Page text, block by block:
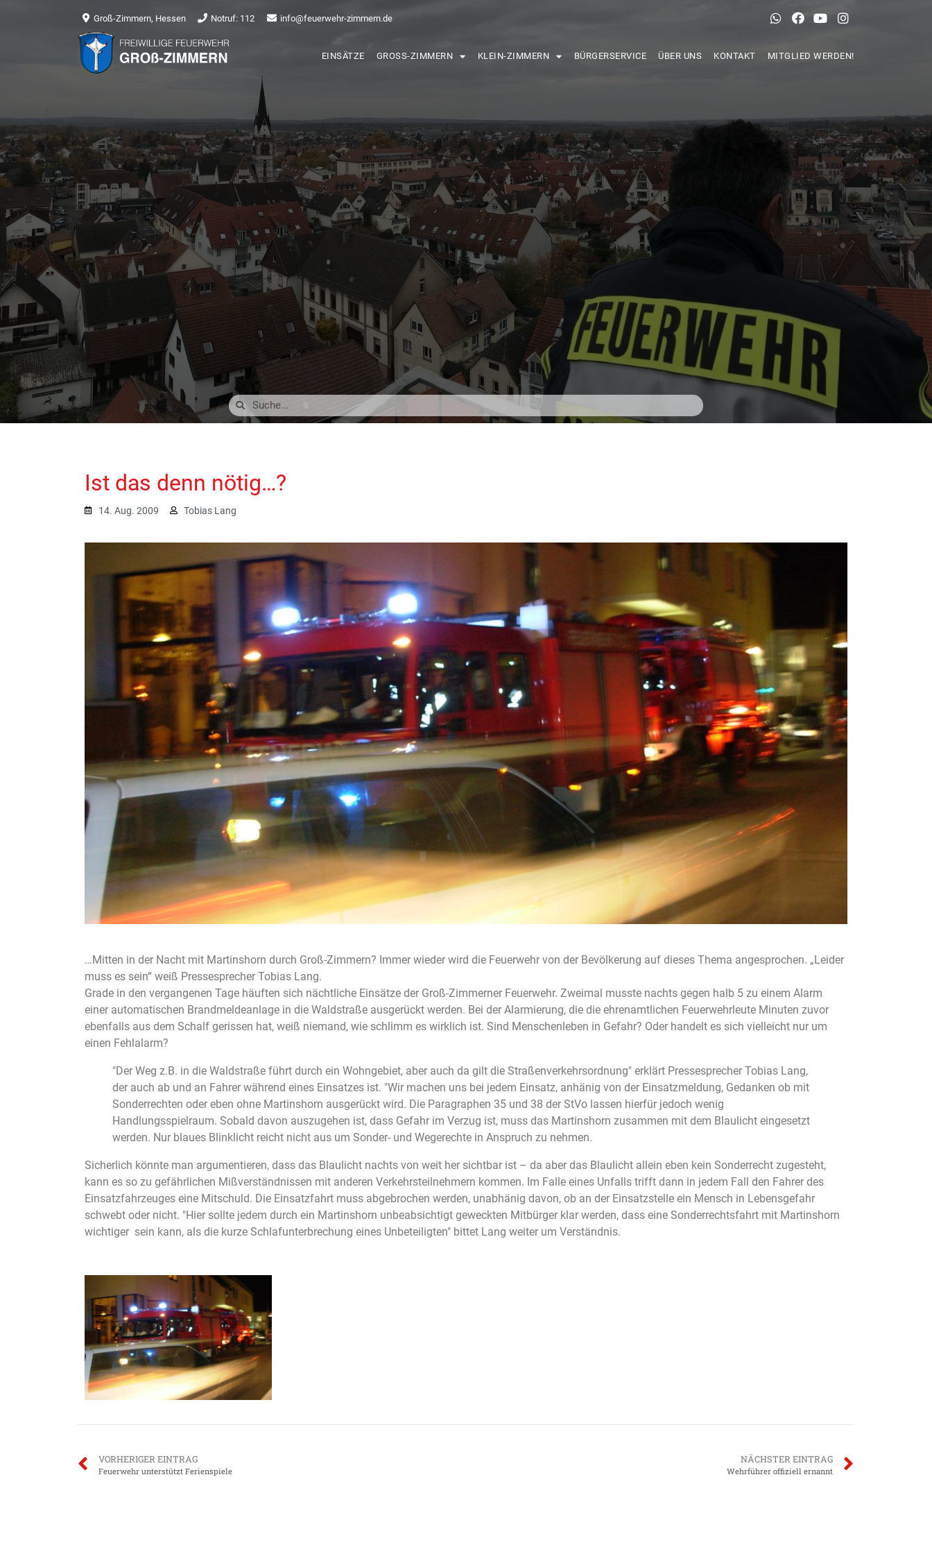
Groß-Zimmern, Hessen Notruf: 112 info@feuerwehr-zimmern.de
EINSÄTZE GROSS-ZIMMERN KLEIN-ZIMMERN BÜRGERSERVICE ÜBER UNS KONTAKT MITGLIED WERDEN!
Ist das denn nötig…?
14. Aug. 2009 Tobias Lang
…Mitten in der Nacht mit Martinshorn durch Groß-Zimmern? Immer wieder wird die Feuerwehr von der Bevölkerung auf dieses Thema angesprochen. „Leider
muss es sein“ weiß Pressesprecher Tobias Lang.
Grade in den vergangenen Tage häuften sich nächtliche Einsätze der Groß-Zimmerner Feuerwehr. Zweimal musste nachts gegen halb 5 zu einem Alarm
einer automatischen Brandmeldeanlage in die Waldstraße ausgerückt werden. Bei der Alarmierung, die die ehrenamtlichen Feuerwehrleute Minuten zuvor
ebenfalls aus dem Schalf gerissen hat, weiß niemand, wie schlimm es wirklich ist. Sind Menschenleben in Gefahr? Oder handelt es sich vielleicht nur um
einen Fehlalarm?
"Der Weg z.B. in die Waldstraße führt durch ein Wohngebiet, aber auch da gilt die Straßenverkehrsordnung" erklärt Pressesprecher Tobias Lang,
der auch ab und an Fahrer während eines Einsatzes ist. "Wir machen uns bei jedem Einsatz, anhänig von der Einsatzmeldung, Gedanken ob mit
Sonderrechten oder eben ohne Martinshorn ausgerückt wird. Die Paragraphen 35 und 38 der StVo lassen hierfür jedoch wenig
Handlungsspielraum. Sobald davon auszugehen ist, dass Gefahr im Verzug ist, muss das Martinshorn zusammen mit dem Blaulicht eingesetzt
werden. Nur blaues Blinklicht reicht nicht aus um Sonder- und Wegerechte in Anspruch zu nehmen.
Sicherlich könnte man argumentieren, dass das Blaulicht nachts von weit her sichtbar ist – da aber das Blaulicht allein eben kein Sonderrecht zugesteht,
kann es so zu gefährlichen Mißverständnissen mit anderen Verkehrsteilnehmern kommen. Im Falle eines Unfalls trifft dann in jedem Fall den Fahrer des
Einsatzfahrzeuges eine Mitschuld. Die Einsatzfahrt muss abgebrochen werden, unabhänig davon, ob an der Einsatzstelle ein Mensch in Lebensgefahr
schwebt oder nicht. "Hier sollte jedem durch ein Martinshorn unbeabsichtigt geweckten Mitbürger klar werden, dass eine Sonderrechtsfahrt mit Martinshorn
wichtiger sein kann, als die kurze Schlafunterbrechung eines Unbeteiligten" bittet Lang weiter um Verständnis.
VORHERIGER EINTRAG
Feuerwehr unterstützt Ferienspiele
NÄCHSTER EINTRAG
Wehrführer offiziell ernannt